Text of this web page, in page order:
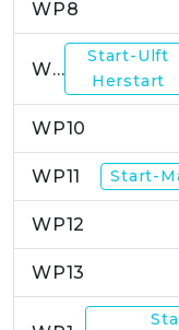
WP8
WP9
Start-Ulft
Herstart
WP10
WP11 Start-
WP12
WP13